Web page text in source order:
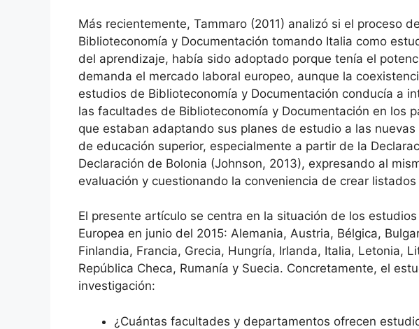
Más recientemente, Tammaro (2011) analizó si el proceso
Biblioteconomía y Documentación tomando Italia como
del aprendizaje, había sido adoptado porque tenía el
demanda el mercado laboral europeo, aunque la
estudios de Biblioteconomía y Documentación conducía a
las facultades de Biblioteconomía y Documentación en los
que estaban adaptando sus planes de estudio a las
de educación superior, especialmente a partir de la
Declaración de Bolonia (Johnson, 2013), expresando al
evaluación y cuestionando la conveniencia de crear
El presente artículo se centra en la situación de los
Europea en junio del 2015: Alemania, Austria, Bélgica,
Finlandia, Francia, Grecia, Hungría, Irlanda, Italia, Letonia,
República Checa, Rumanía y Suecia. Concretamente, el
investigación:
¿Cuántas facultades y departamentos ofrecen